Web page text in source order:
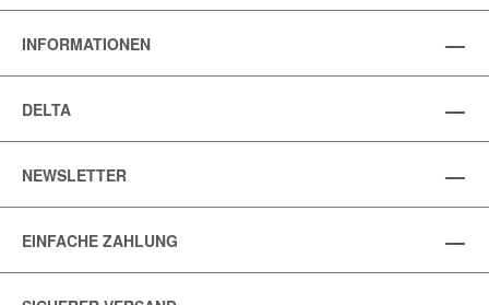
INFORMATIONEN
DELTA
NEWSLETTER
EINFACHE ZAHLUNG